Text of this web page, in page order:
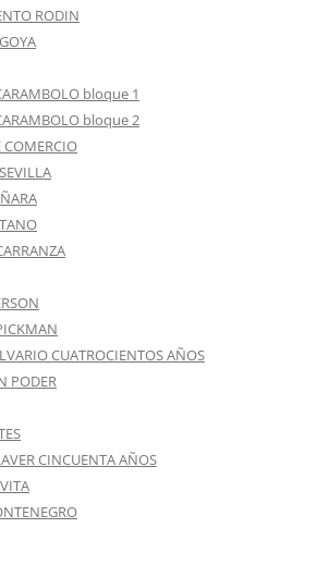
RODIN
bloque 1
bloque 2
COMERCIO
CUATROCIENTOS AÑOS
PODER
CINCUENTA AÑOS